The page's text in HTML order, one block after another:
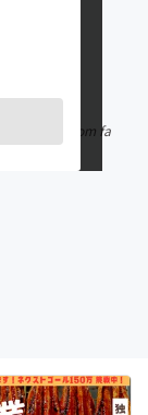
ています
鳳出身 freedom fa